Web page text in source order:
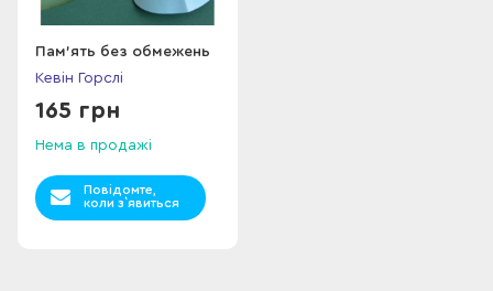
Пам’ять без обмежень
Кевін Горслі
165 грн
Нема в продажі
Повідомте,
коли з`явиться